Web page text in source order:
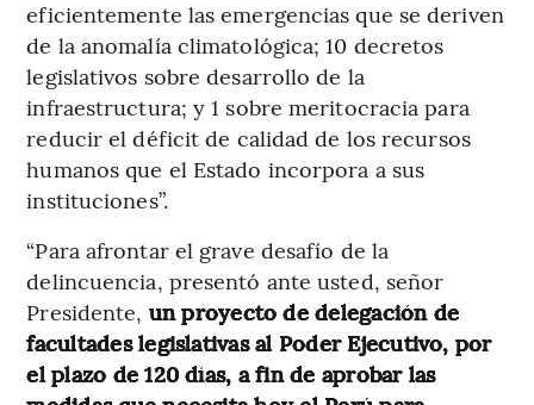
eficientemente las emergencias que se deriven
de la anomalía climatológica; 10 decretos
legislativos sobre desarrollo de la
infraestructura; y 1 sobre meritocracia para
reducir el déficit de calidad de los recursos
humanos que el Estado incorpora a sus
instituciones”.
“Para afrontar el grave desafío de la
delincuencia, presentó ante usted, señor
Presidente, un proyecto de delegación de
facultades legislativas al Poder Ejecutivo, por
el plazo de 120 días, a fin de aprobar las